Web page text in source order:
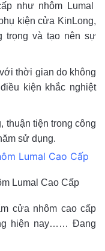
như nhôm Lumal
kiện cửa KinLong,
trọng và tạo nên sự
thời gian do không
kiện khắc nghiệt
thuận tiện trong công
sử dụng.
Lumal Cao Cấp
cửa nhôm cao cấp
hiện nay…… Đang